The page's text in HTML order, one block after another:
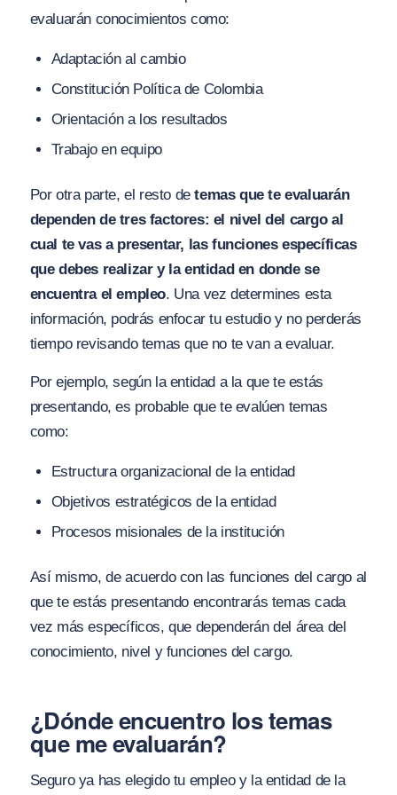
evaluarán conocimientos como:
Adaptación al cambio
Constitución Política de Colombia
Orientación a los resultados
Trabajo en equipo
Por otra parte, el resto detemas que te evaluarán
dependen de tres factores: el nivel del cargo al
cual te vas a presentar, las funciones específicas
que debes realizar y la entidad en donde se
encuentra el empleo. Una vez determines esta
información, podrás enfocar tu estudio y no perderás
tiempo revisando temas que no te van a evaluar.
Por ejemplo, según la entidad a la que te estás
presentando, es probable que te evalúen temas
como:
Estructura organizacional de la entidad
Objetivos estratégicos de la entidad
Procesos misionales de la institución
Así mismo, de acuerdo con las funciones del cargo al
que te estás presentando encontrarás temas cada
vez más específicos, que dependerán del área del
conocimiento, nivel y funciones del cargo.
¿Dónde encuentro los temas
que me evaluarán?
Seguro ya has elegido tu empleo y la entidad de la